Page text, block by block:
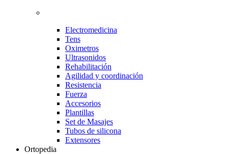
Electromedicina
Tens
Oximetros
Ultrasonidos
Rehabilitación
Agilidad y coordinación
Resistencia
Fuerza
Accesorios
Plantillas
Set de Masajes
Tubos de silicona
Extensores
Ortopedia